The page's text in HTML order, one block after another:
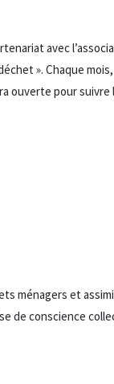
avec
». Chaque
pour suivre
et
de conscience